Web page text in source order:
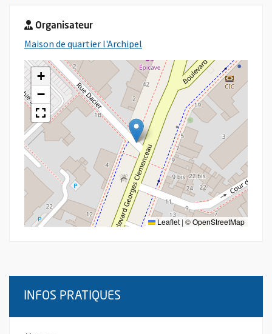
Organisateur
Maison de quartier l'Archipel
+
−
Leaflet | ©OpenStreetMap
INFOS PRATIQUES